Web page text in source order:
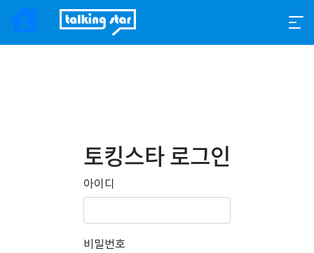
토킹스타 로그인
아이디
비밀번호